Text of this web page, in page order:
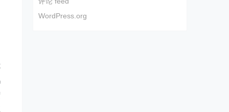
WordPress.org